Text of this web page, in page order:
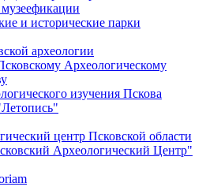
и исторические парки
археологии
Археологическому
изучения Пскова
центр Псковской области
Археологический Центр"